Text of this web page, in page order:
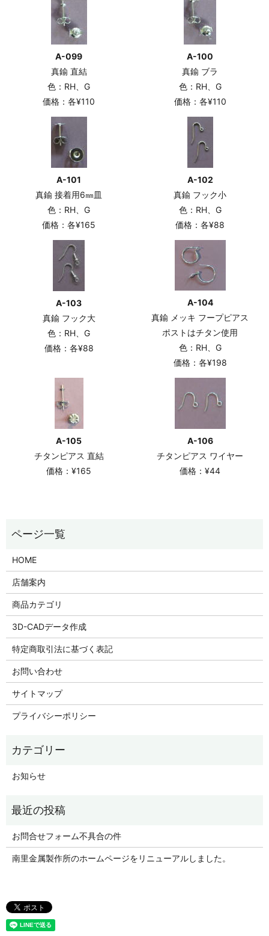
A-099
真鍮 直結
色：RH、G
価格：各¥110
A-100
真鍮 ブラ
色：RH、G
価格：各¥110
A-101
真鍮 接着用6㎜皿
色：RH、G
価格：各¥165
A-102
真鍮 フック小
色：RH、G
価格：各¥88
A-103
真鍮 フック大
色：RH、G
価格：各¥88
A-104
真鍮 メッキ フープピアス
ポストはチタン使用
色：RH、G
価格：各¥198
A-105
チタンピアス 直結
価格：¥165
A-106
チタンピアス ワイヤー
価格：¥44
HOME
店舗案内
商品カテゴリ
3D-CADデータ作成
特定商取引法に基づく表記
お問い合わせ
サイトマップ
プライバシーポリシー
お知らせ
お問合せフォーム不具合の件
南里金属製作所のホームページをリニューアルしました。